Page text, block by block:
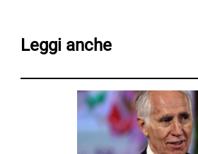
Leggi anche